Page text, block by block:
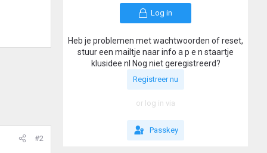
#2
Log in
Heb je problemen met wachtwoorden of reset,
stuur een mailtje naar info a p e n staartje
klusidee nl Nog niet geregistreerd?
Registreer nu
or log in via
Passkey